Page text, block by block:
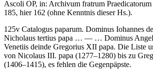
Ascoli OP, in: Archivum fratrum
185, hier 162 (ohne Kenntnis dieser Hs.).
125v Catalogus paparum. Dominus Iohannes
Nicholaus tertius papa … — … Dominus
Venetiis deinde Gregorius XII papa. Die Liste
von Nicolaus III. papa (1277–1280) bis zu
(1406–1415), es fehlen die Gegenpäpste.